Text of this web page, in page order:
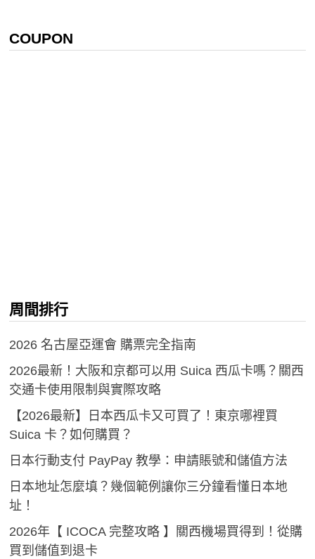
COUPON
周間排行
2026 名古屋亞運會 購票完全指南
2026最新！大阪和京都可以用 Suica 西瓜卡嗎？關西
交通卡使用限制與實際攻略
【2026最新】日本西瓜卡又可買了！東京哪裡買
Suica 卡？如何購買？
日本行動支付 PayPay 教學：申請賬號和儲值方法
日本地址怎麼填？幾個範例讓你三分鐘看懂日本地
址！
2026年【 ICOCA 完整攻略 】關西機場買得到！從購
買到儲值到退卡